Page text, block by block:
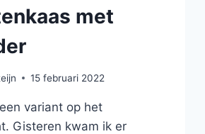
met
15 februari 2022
variant op het
Gisteren kwam ik er